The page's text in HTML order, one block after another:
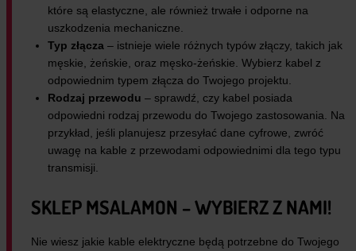
które są elastyczne, ale również trwałe i odporne na
uszkodzenia mechaniczne.
Typ złącza – istnieje wiele różnych typów złączy, takich jak
męskie, żeńskie, oraz męsko-żeńskie. Wybierz kabel z
odpowiednim typem złącza do Twojego projektu.
Rodzaj przewodu – sprawdź, czy kabel posiada
odpowiedni rodzaj przewodu do Twojego zastosowania. Na
przykład, jeśli planujesz przesyłać dane cyfrowe, zwróć
uwagę na kable z przewodami odpowiednimi dla tego typu
transmisji.
SKLEP MSALAMON – WYBIERZ Z NAMI!
Nie wiesz jakie kable elektryczne będą potrzebne do Twojego